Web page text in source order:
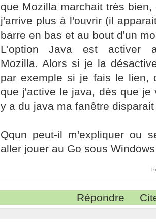
que Mozilla marchait très
j'arrive plus à l'ouvrir (il
barre en bas et au bout d'un
L'option Java est activer
Mozilla. Alors si je la
par exemple si je fais le lien,
que j'active le java, dès que
y a du java ma fanêtre
Qqun peut-il m'expliquer ou
aller jouer au Go sous
Répondre